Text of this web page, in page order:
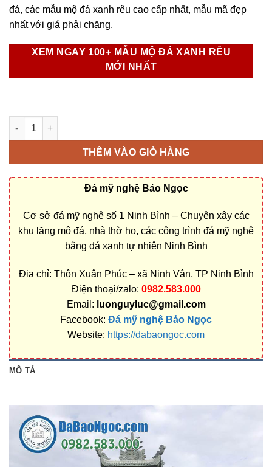
đá, các mẫu mộ đá xanh rêu cao cấp nhất, mẫu mã đẹp
nhất với giá phải chăng.
XEM NGAY 100+ MẪU MỘ ĐÁ XANH RÊU
MỚI NHẤT
Mộ Đá Xanh Rêu: Mẫu Mộ Đá Xanh Rêu đẹp nhất số lượng
THÊM VÀO GIỎ HÀNG
Đá mỹ nghệ Bảo Ngọc
Cơ sở đá mỹ nghệ số 1 Ninh Bình – Chuyên xây các
khu lăng mộ đá, nhà thờ họ, các công trình đá mỹ nghệ
bằng đá xanh tự nhiên Ninh Bình
Địa chỉ: Thôn Xuân Phúc – xã Ninh Vân, TP Ninh Bình
Điện thoại/zalo: 0982.583.000
Email: luonguyluc@gmail.com
Facebook: Đá mỹ nghệ Bảo Ngọc
Website: https://dabaongoc.com
MÔ TẢ